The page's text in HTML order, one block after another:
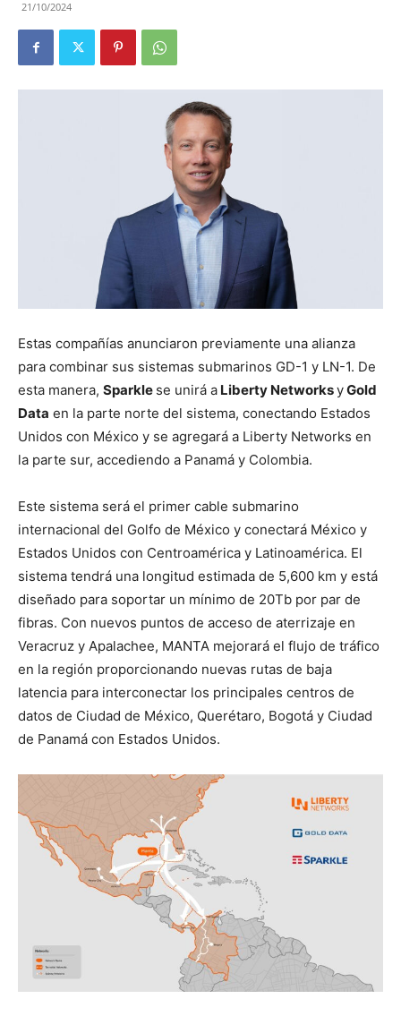
21/10/2024
Estas compañías anunciaron previamente una alianza
para combinar sus sistemas submarinos GD-1 y LN-1. De
esta manera, Sparkle se unirá a Liberty NetworksyGold
Data en la parte norte del sistema, conectando Estados
Unidos con México y se agregará a Liberty Networks en
la parte sur, accediendo a Panamá y Colombia.
Este sistema será el primer cable submarino
internacional del Golfo de México y conectará México y
Estados Unidos con Centroamérica y Latinoamérica. El
sistema tendrá una longitud estimada de 5,600 km y está
diseñado para soportar un mínimo de 20Tb por par de
fibras. Con nuevos puntos de acceso de aterrizaje en
Veracruz y Apalachee, MANTA mejorará el flujo de tráfico
en la región proporcionando nuevas rutas de baja
latencia para interconectar los principales centros de
datos de Ciudad de México, Querétaro, Bogotá y Ciudad
de Panamá con Estados Unidos.